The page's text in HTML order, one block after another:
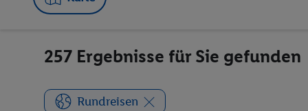
257 Ergebnisse für Sie gefunden
Rundreisen